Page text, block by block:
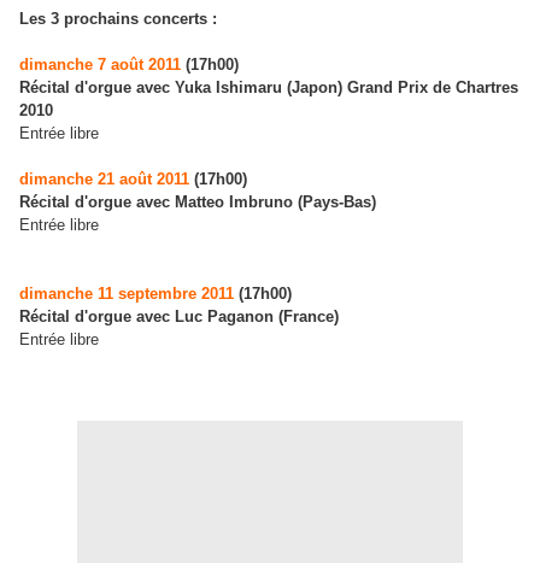
Les 3 prochains concerts :
dimanche 7 août 2011 (17h00)
Récital d'orgue avec Yuka Ishimaru (Japon) Grand Prix de Chartres
2010
Entrée libre
dimanche 21 août 2011 (17h00)
Récital d'orgue avec Matteo Imbruno (Pays-Bas)
Entrée libre
dimanche 11 septembre 2011 (17h00)
Récital d'orgue avec Luc Paganon (France)
Entrée libre